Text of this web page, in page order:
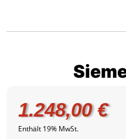
3
1.248,00€
Enthält 19% MwSt.